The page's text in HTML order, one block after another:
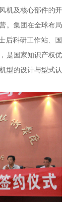
机及核心部件的开
。集团在全球布局
后科研工作站、国
是国家知识产权优
型的设计与型式认